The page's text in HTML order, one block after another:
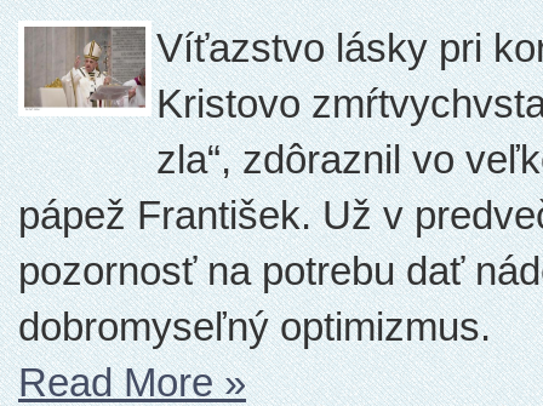
Víťazstvo lásky pri
Kristovo
zla“, zdôraznil vo
pápež František. Už v
pozornosť na potrebu dať
dobromyseľný optimizmus.
Read More»